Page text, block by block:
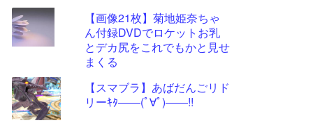
【画像21枚】菊地姫奈ちゃ
ん付録DVDでロケットお乳
とデカ尻をこれでもかと見せ
まくる
【スマブラ】あばだんごリド
リーｷﾀ――(ﾟ∀ﾟ)――!!